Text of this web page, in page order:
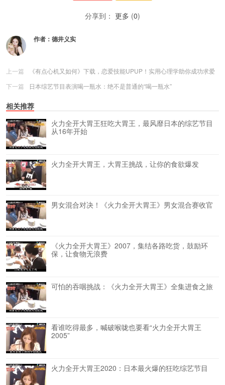
分享到： 更多 (0)
作者： 德井义实
上一篇
《有点心机又如何》下载，恋爱技能UPUP！实用心理学助你成功求爱
下一篇
日本综艺节目表演喝一瓶水：绝不是普通的“喝一瓶水”
相关推荐
火力全开大胃王狂吃大胃王，最风靡日本的综艺节目
从16年开始
火力全开大胃王，大胃王挑战，让你的食欲爆发
男女混合对决！《火力全开大胃王》男女混合赛收官
《火力全开大胃王》2007，集结各路吃货，鼓励环
保，让食物无浪费
可怕的吞咽挑战：《火力全开大胃王》全集进食之旅
看谁吃得最多，喊破喉咙也要看“火力全开大胃王
2005”
火力全开大胃王2020：日本最火爆的狂吃综艺节目